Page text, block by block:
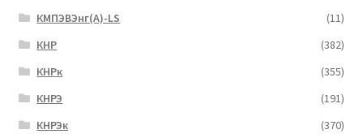
КМПЭВЭнг(А)-LS
(11)
КНР
(382)
КНРк
(355)
КНРЭ
(191)
КНРЭк
(370)